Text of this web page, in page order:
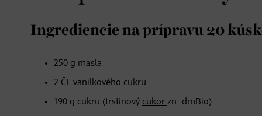
Ingrediencie na prípravu 20
250 g masla
2 ČL vanilkového cukru
190 g cukru (trstinový cukor zn. dmBio)